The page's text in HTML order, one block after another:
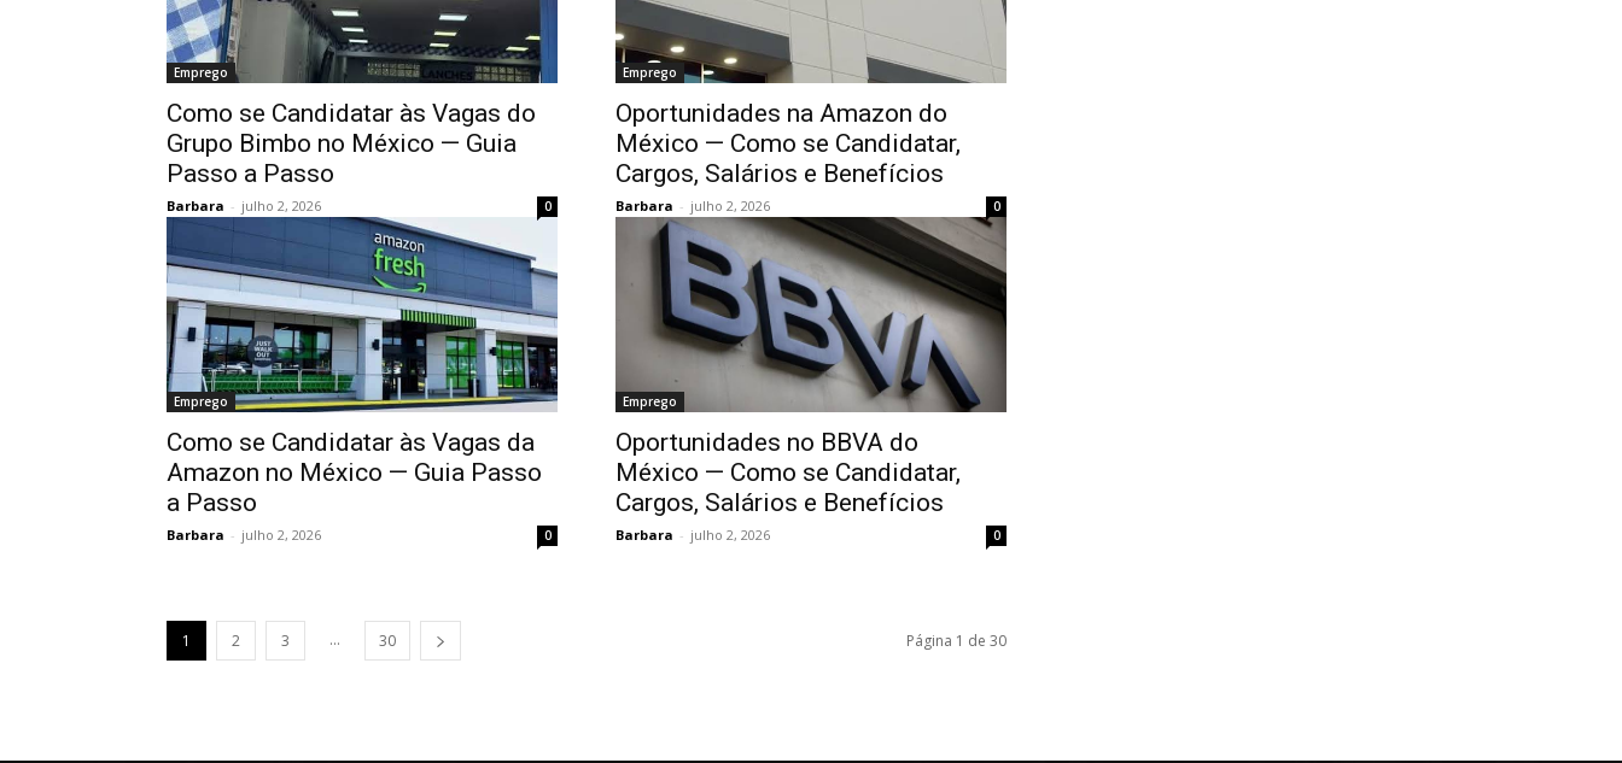
Emprego
Como se Candidatar às Vagas do
Grupo Bimbo no México — Guia
Passo a Passo
Barbara - julho 2, 2026 0
Emprego
Oportunidades na Amazon do
México — Como se Candidatar,
Cargos, Salários e Benefícios
Barbara - julho 2, 2026 0
Emprego
Como se Candidatar às Vagas da
Amazon no México — Guia Passo
a Passo
Barbara - julho 2, 2026 0
Emprego
Oportunidades no BBVA do
México — Como se Candidatar,
Cargos, Salários e Benefícios
Barbara - julho 2, 2026 0
1 2 3 ... 30 Página 1 de 30